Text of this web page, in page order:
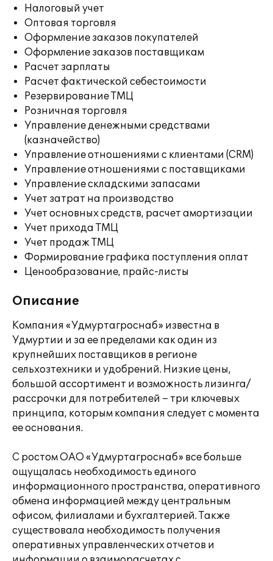
Налоговый учет
Оптовая торговля
Оформление заказов покупателей
Оформление заказов поставщикам
Расчет зарплаты
Расчет фактической себестоимости
Резервирование ТМЦ
Розничная торговля
Управление денежными средствами
(казначейство)
Управление отношениями с клиентами (CRM)
Управление отношениями с поставщиками
Управление складскими запасами
Учет затрат на производство
Учет основных средств, расчет амортизации
Учет прихода ТМЦ
Учет продаж ТМЦ
Формирование графика поступления оплат
Ценообразование, прайс-листы
Описание
Компания «Удмуртагроснаб» известна в
Удмуртии и за ее пределами как один из
крупнейших поставщиков в регионе
сельхозтехники и удобрений. Низкие цены,
большой ассортимент и возможность лизинга/
рассрочки для потребителей – три ключевых
принципа, которым компания следует с момента
ее основания.
С ростом ОАО «Удмуртагроснаб» все больше
ощущалась необходимость единого
информационного пространства, оперативного
обмена информацией между центральным
офисом, филиалами и бухгалтерией. Также
существовала необходимость получения
оперативных управленческих отчетов и